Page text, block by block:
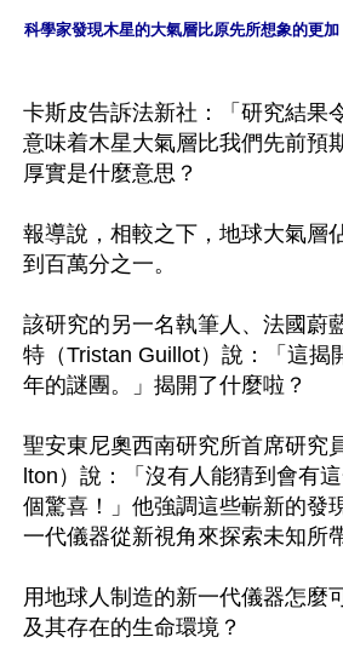
科學家發現木星的大氣層比原先所想象的更加
卡斯皮告訴法新社：「研究結果
意味着木星大氣層比我們先前預
厚實是什麼意思？
報導說，相較之下，地球大氣層
到百萬分之一。
該研究的另一名執筆人、法國蔚
特（Tristan Guillot）說：「這揭
年的謎團。」揭開了什麼啦？
聖安東尼奧西南研究所首席研究
lton）說：「沒有人能猜到會有
個驚喜！」他強調這些嶄新的發
一代儀器從新視角來探索未知所
用地球人制造的新一代儀器怎麼
及其存在的生命環境？